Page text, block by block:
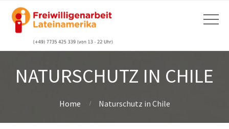
NATURSCHUTZ IN CHILE
Home Naturschutz in Chile